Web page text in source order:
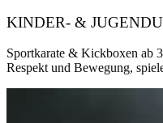
KINDER- &
Sportkarate & Kickboxen ab
Respekt und Bewegung,